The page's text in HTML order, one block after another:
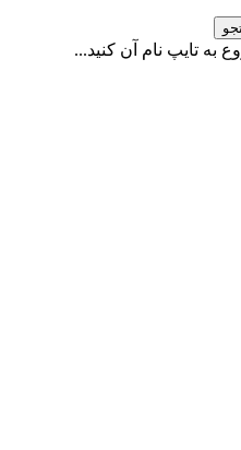
به تایپ نام آن کنید...